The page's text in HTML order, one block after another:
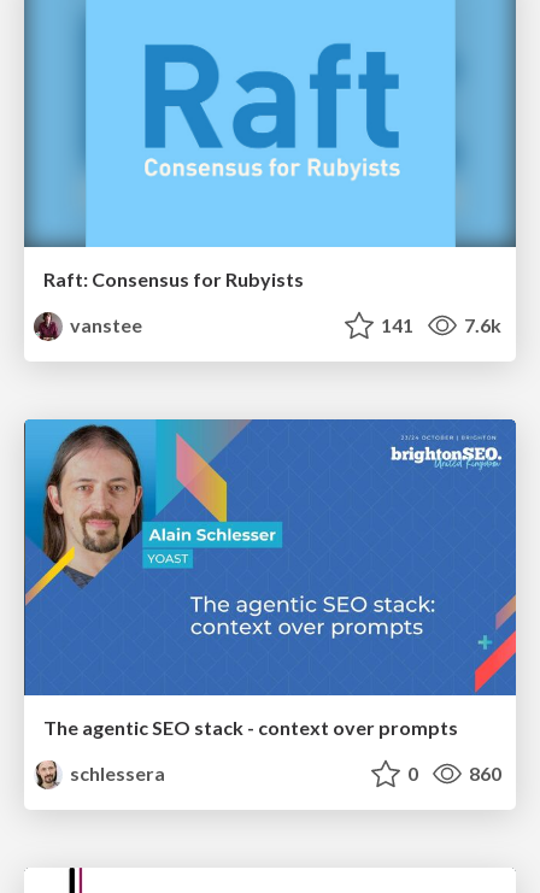
Raft: Consensus for Rubyists
vanstee
141 7.6k
The agentic SEO stack - context over prompts
schlessera
0 860